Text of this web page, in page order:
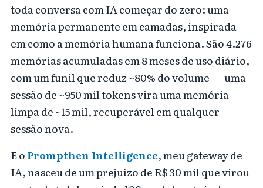
toda conversa com IA começar do zero: uma
memória permanente em camadas, inspirada
em como a memória humana funciona. São 4.276
memórias acumuladas em 8 meses de uso diário,
com um funil que reduz ~80% do volume — uma
sessão de ~950 mil tokens vira uma memória
limpa de ~15 mil, recuperável em qualquer
sessão nova.
E oPrompthen Intelligence, meu gateway de
IA, nasceu de um prejuízo de R$ 30 mil que virou